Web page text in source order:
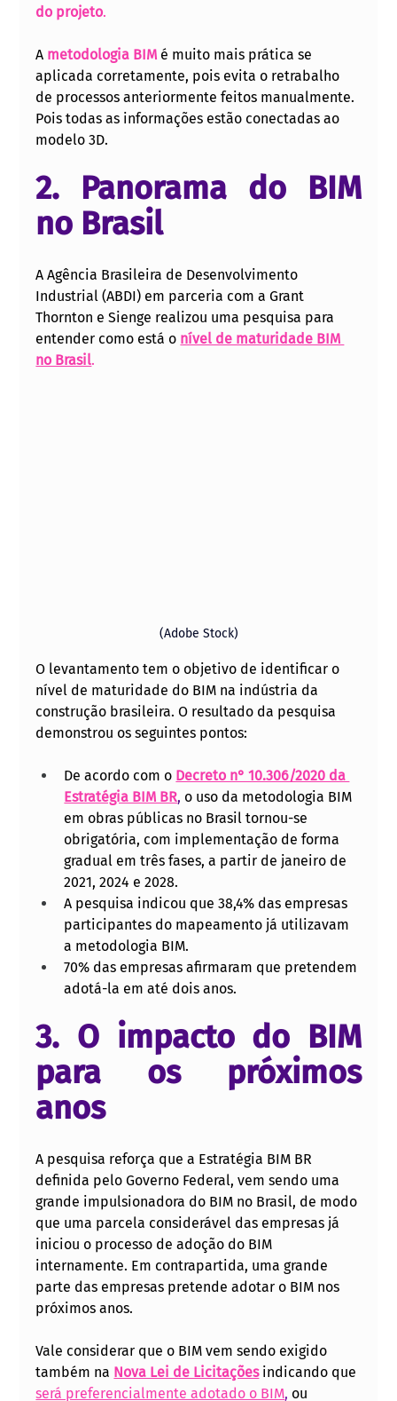
do projeto.
A metodologia BIM é muito mais prática se
aplicada corretamente, pois evita o retrabalho
de processos anteriormente feitos manualmente.
Pois todas as informações estão conectadas ao
modelo 3D.
2. Panorama do BIM
no Brasil
A Agência Brasileira de Desenvolvimento
Industrial (ABDI) em parceria com a Grant
Thornton e Sienge realizou uma pesquisa para
entender como está o nível de maturidade BIM
no Brasil.
(Adobe Stock)
O levantamento tem o objetivo de identificar o
nível de maturidade do BIM na indústria da
construção brasileira. O resultado da pesquisa
demonstrou os seguintes pontos:
De acordo com o Decreto n° 10.306/2020 da
Estratégia BIM BR, o uso da metodologia BIM
em obras públicas no Brasil tornou-se
obrigatória, com implementação de forma
gradual em três fases, a partir de janeiro de
2021, 2024 e 2028.
A pesquisa indicou que 38,4% das empresas
participantes do mapeamento já utilizavam
a metodologia BIM.
70% das empresas afirmaram que pretendem
adotá-la em até dois anos.
3. O impacto do BIM
para os próximos
anos
A pesquisa reforça que a Estratégia BIM BR
definida pelo Governo Federal, vem sendo uma
grande impulsionadora do BIM no Brasil, de modo
que uma parcela considerável das empresas já
iniciou o processo de adoção do BIM
internamente. Em contrapartida, uma grande
parte das empresas pretende adotar o BIM nos
próximos anos.
Vale considerar que o BIM vem sendo exigido
também na Nova Lei de Licitações indicando que
será preferencialmente adotado o BIM, ou